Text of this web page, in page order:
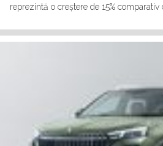
reprezintă o creștere de 15% comparativ